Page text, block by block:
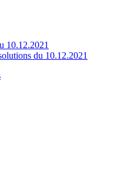
10.12.2021
du 10.12.2021